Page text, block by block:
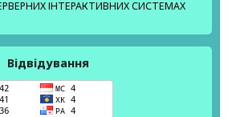
ІНТЕРАКТИВНИХ СИСТЕМАХ
Відвідування